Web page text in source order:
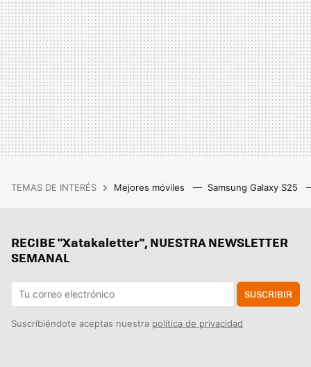
TEMAS DE INTERÉS Mejores móviles Samsung Galaxy S25
RECIBE "Xatakaletter", NUESTRA NEWSLETTER
SEMANAL
SUSCRIBIR
Suscribiéndote aceptas nuestra política de privacidad